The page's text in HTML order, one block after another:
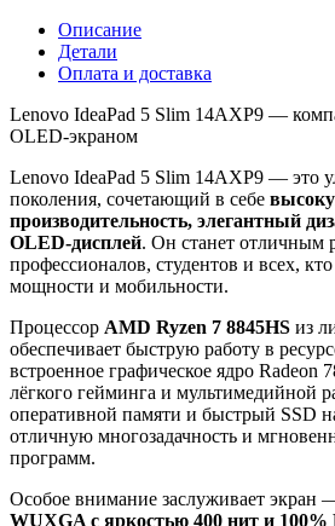
Описание
Детали
Оплата и доставка
Lenovo IdeaPad 5 Slim 14AXP9 —
OLED-экраном
Lenovo IdeaPad 5 Slim 14AXP9 — это
поколения, сочетающий в себе
производительность, элегантный
OLED-дисплей. Он станет отличным
профессионалов, студентов и всех,
мощности и мобильности.
Процессор AMD Ryzen 7 8845HS из
обеспечивает быструю работу в
встроенное графическое ядро Radeon
лёгкого гейминга и мультимедийной
оперативной памяти и быстрый SSD
отличную многозадачность и
программ.
Особое внимание заслуживает экран
WUXGA с яркостью 400 нит и 100%